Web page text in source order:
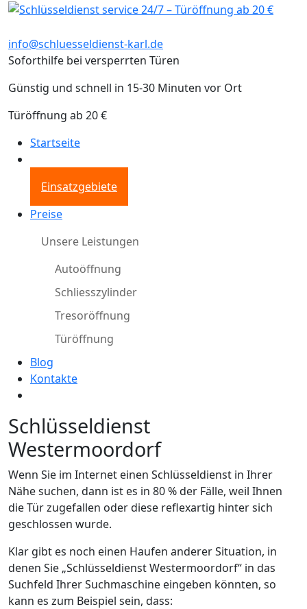
info@schluesseldienst-karl.de
Soforthilfe bei versperrten Türen
Günstig und schnell in 15-30 Minuten vor Ort
Türöffnung ab 20 €
Startseite
Einsatzgebiete
Preise
Unsere Leistungen
Autoöffnung
Schliesszylinder
Tresoröffnung
Türöffnung
Blog
Kontakte
Schlüsseldienst
Westermoordorf
Wenn Sie im Internet einen Schlüsseldienst in Ihrer
Nähe suchen, dann ist es in 80 % der Fälle, weil Ihnen
die Tür zugefallen oder diese reflexartig hinter sich
geschlossen wurde.
Klar gibt es noch einen Haufen anderer Situation, in
denen Sie „Schlüsseldienst Westermoordorf“ in das
Suchfeld Ihrer Suchmaschine eingeben könnten, so
kann es zum Beispiel sein, dass: